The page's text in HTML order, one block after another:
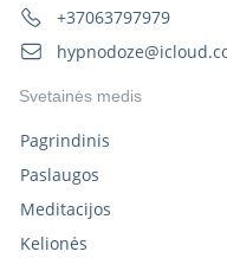
+37063797979
Svetainės medis
Pagrindinis
Paslaugos
Meditacijos
Kelionės